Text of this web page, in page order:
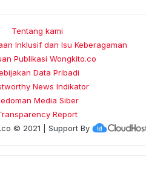
Tentang kami
Inklusif dan Isu Keberagaman
Publikasi Wongkito.co
Data Pribadi
News Indikator
Media Siber
Report
© 2021 | Support By